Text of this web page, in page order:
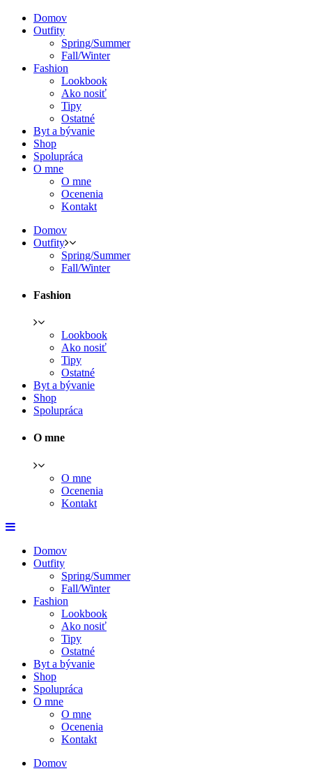
Domov
Outfity
Spring/Summer
Fall/Winter
Fashion
Lookbook
Ako nosiť
Tipy
Ostatné
Byt a bývanie
Shop
Spolupráca
O mne
O mne
Ocenenia
Kontakt
Domov
Outfity
Spring/Summer
Fall/Winter
Fashion
Lookbook
Ako nosiť
Tipy
Ostatné
Byt a bývanie
Shop
Spolupráca
O mne
O mne
Ocenenia
Kontakt
Domov
Outfity
Spring/Summer
Fall/Winter
Fashion
Lookbook
Ako nosiť
Tipy
Ostatné
Byt a bývanie
Shop
Spolupráca
O mne
O mne
Ocenenia
Kontakt
Domov